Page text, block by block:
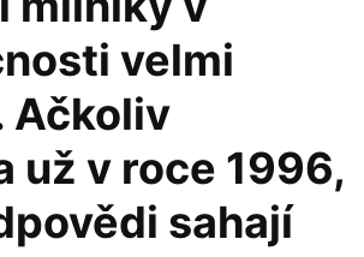
velmi
Ačkoliv
už v roce 1996,
sahají